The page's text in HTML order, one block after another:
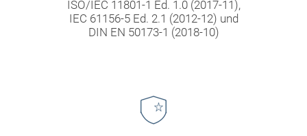
ISO/IEC 11801-1 Ed. 1.0 (2017-11),
IEC 61156-5 Ed. 2.1 (2012-12) und
DIN EN 50173-1 (2018-10)